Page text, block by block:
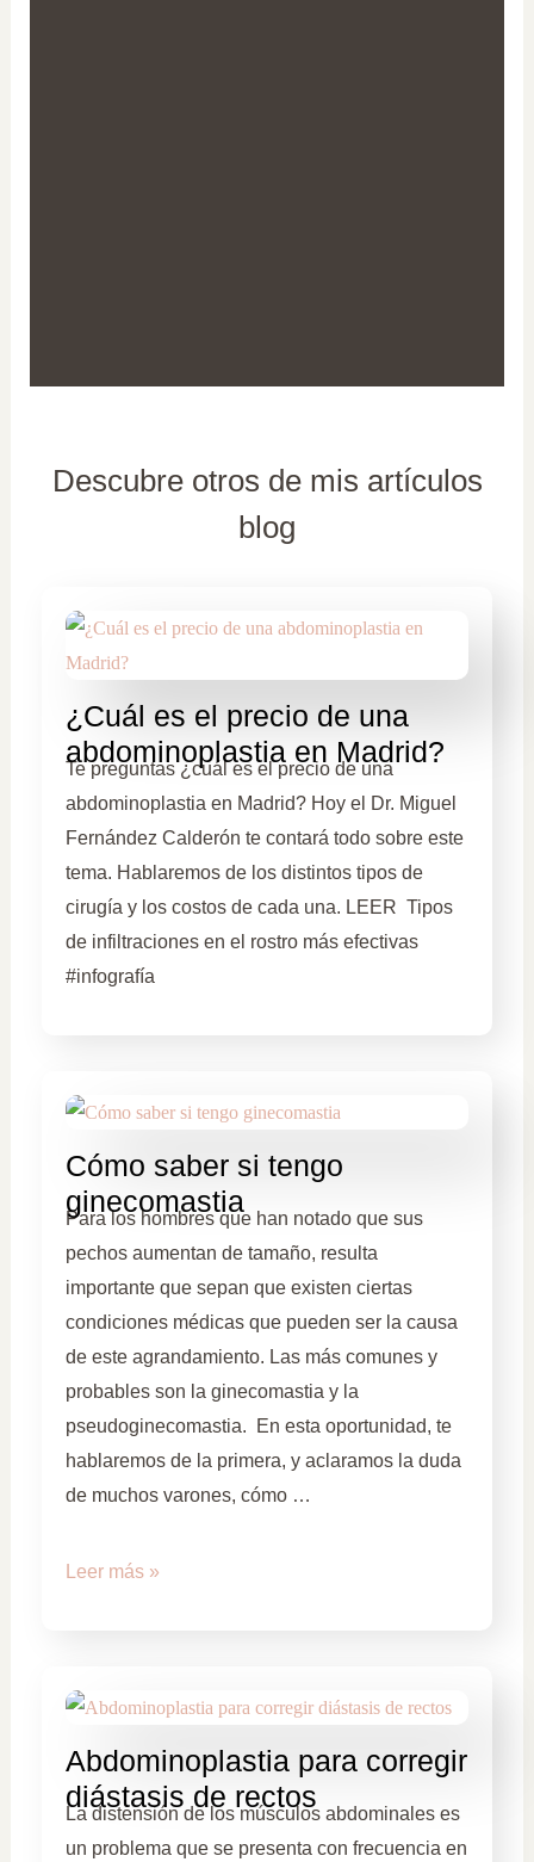
Descubre otros de mis artículos
blog
¿Cuál es el precio de una
abdominoplastia en Madrid?
Te preguntas ¿cuál es el precio de una
abdominoplastia en Madrid? Hoy el Dr. Miguel
Fernández Calderón te contará todo sobre este
tema. Hablaremos de los distintos tipos de
cirugía y los costos de cada una. LEER Tipos
de infiltraciones en el rostro más efectivas
#infografía
Cómo saber si tengo
ginecomastia
Para los hombres que han notado que sus
pechos aumentan de tamaño, resulta
importante que sepan que existen ciertas
condiciones médicas que pueden ser la causa
de este agrandamiento. Las más comunes y
probables son la ginecomastia y la
pseudoginecomastia. En esta oportunidad, te
hablaremos de la primera, y aclaramos la duda
de muchos varones, cómo …
Leer más »
Abdominoplastia para corregir
diástasis de rectos
La distensión de los músculos abdominales es
un problema que se presenta con frecuencia en